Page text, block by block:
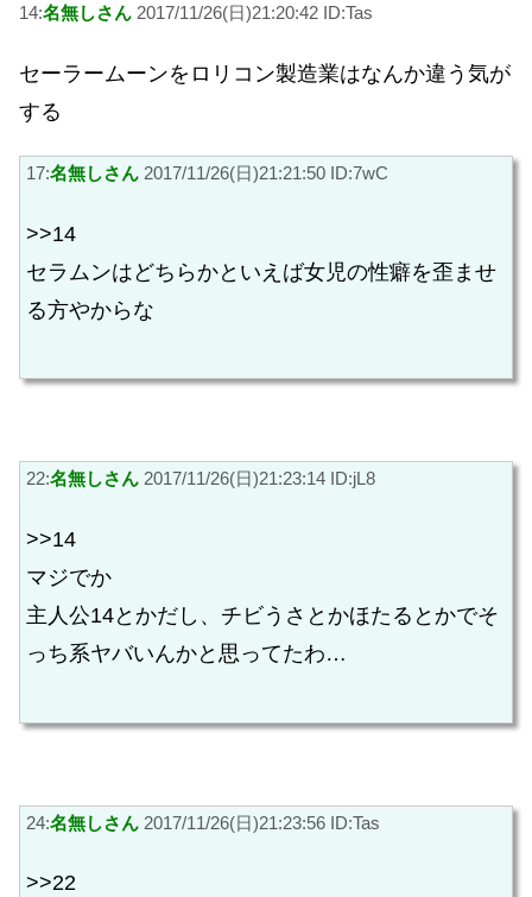
14:名無しさん 2017/11/26(日)21:20:42 ID:Tas
セーラームーンをロリコン製造業はなんか違う気が
する
17:名無しさん 2017/11/26(日)21:21:50 ID:7wC
>>14
セラムンはどちらかといえば女児の性癖を歪ませ
る方やからな
22:名無しさん 2017/11/26(日)21:23:14 ID:jL8
>>14
マジでか
主人公14とかだし、チビうさとかほたるとかでそ
っち系ヤバいんかと思ってたわ…
24:名無しさん 2017/11/26(日)21:23:56 ID:Tas
>>22